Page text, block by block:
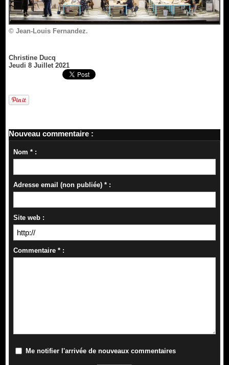
© Jean-Louis Fernandez.
Christine Ducq
Jeudi 8 Juillet 2021
Nouveau commentaire :
Nom * :
Adresse email (non publiée) * :
Site web :
Commentaire * :
Me notifier l'arrivée de nouveaux commentaires